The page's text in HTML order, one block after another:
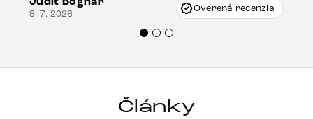
Vincze pri riešení mojej záležitosti pristúpili
veľmi korektne. Odporúčam produkty Delife
8. 7. 2026 Overená recenzia
Články